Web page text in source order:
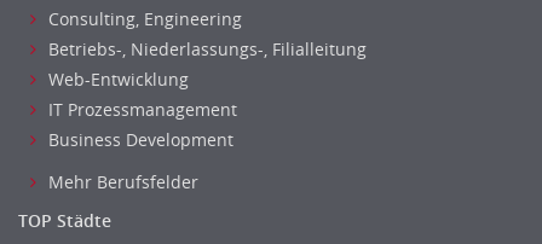
Universität, Fachhochschule
Unterricht: Grundschule
Unterricht: Sekundarstufe
Architektur
Fotografie, Video
Grafik- und Kommunikationsdesign
Consulting, Engineering
Betriebs-, Niederlassungs-, Filialleitung
Web-Entwicklung
IT Prozessmanagement
Business Development
Mehr Berufsfelder
TOP Städte